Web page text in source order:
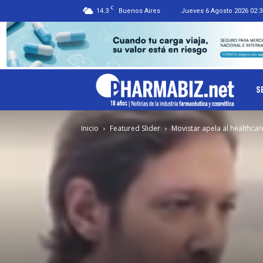
14.3 C Buenos Aires Jueves 6 Agosto 2026
Inicio Featured Slider Movistar apela al